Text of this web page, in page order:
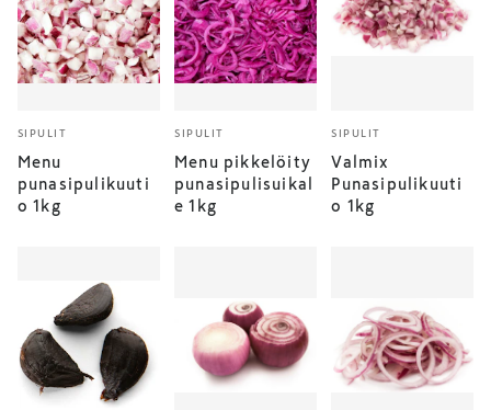
SIPULIT
Menu
punasipulikuuti
o 1kg
SIPULIT
Menu pikkelöity
punasipulisuikal
e 1kg
SIPULIT
Valmix
Punasipulikuuti
o 1kg